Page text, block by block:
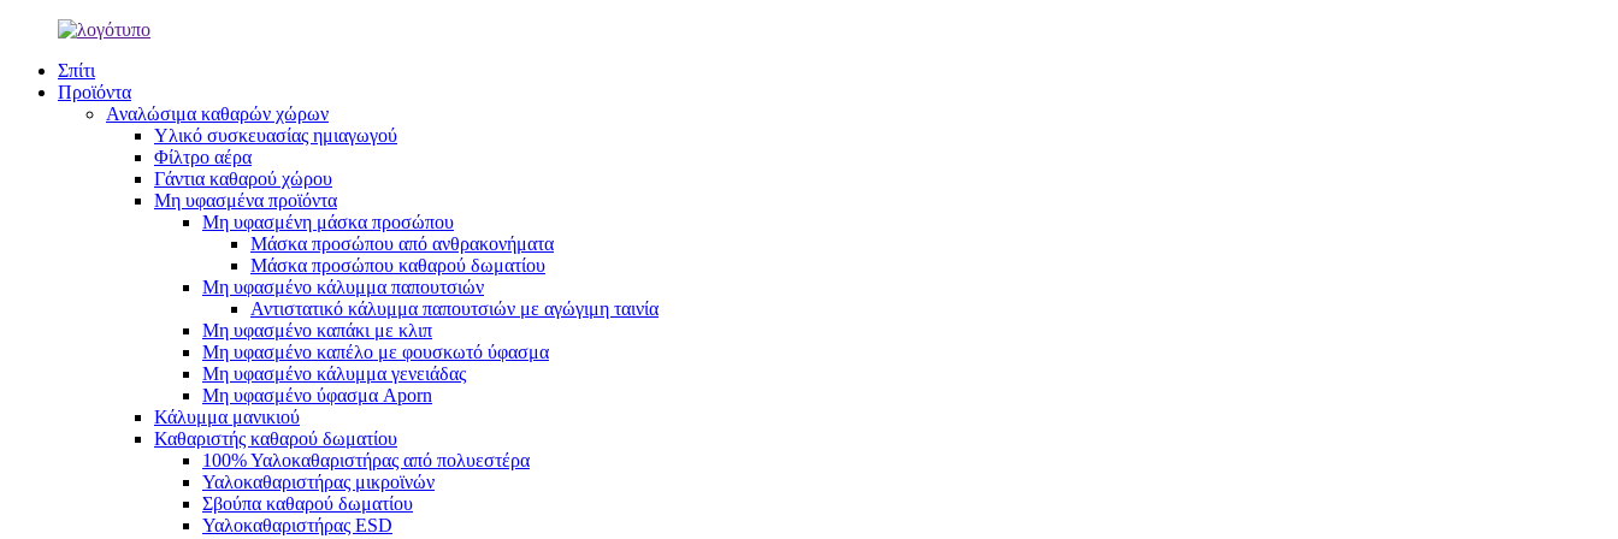
Σπίτι
Προϊόντα
Αναλώσιμα καθαρών χώρων
Υλικό συσκευασίας ημιαγωγού
Φίλτρο αέρα
Γάντια καθαρού χώρου
Μη υφασμένα προϊόντα
Μη υφασμένη μάσκα προσώπου
Μάσκα προσώπου από ανθρακονήματα
Μάσκα προσώπου καθαρού δωματίου
Μη υφασμένο κάλυμμα παπουτσιών
Αντιστατικό κάλυμμα παπουτσιών με αγώγιμη ταινία
Μη υφασμένο καπάκι με κλιπ
Μη υφασμένο καπέλο με φουσκωτό ύφασμα
Μη υφασμένο κάλυμμα γενειάδας
Μη υφασμένο ύφασμα Aporn
Κάλυμμα μανικιού
Καθαριστής καθαρού δωματίου
100% Υαλοκαθαριστήρας από πολυεστέρα
Υαλοκαθαριστήρας μικροϊνών
Σβούπα καθαρού δωματίου
Υαλοκαθαριστήρας ESD